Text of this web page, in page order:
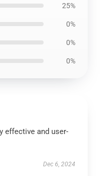
25%
0%
0%
0%
effective and user-
Dec 6, 2024